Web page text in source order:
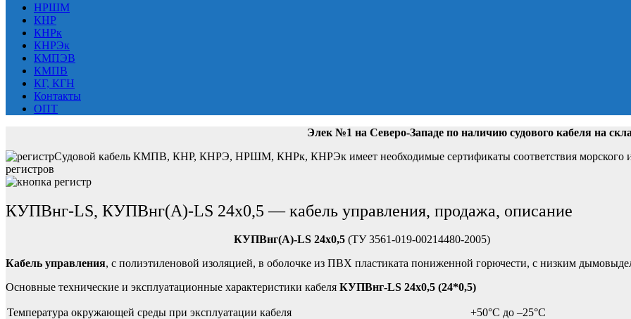
НРШМ
КНР
КНРк
КНРЭк
КМПЭВ
КМПВ
КГ, КГН
Контакты
ОПТ
Элек №1 на Северо-Западе по наличию судового кабеля на
Судовой кабель КМПВ, КНР, КНРЭ, НРШМ, КНРк, КНРЭк имеет необходимые сертификаты соответствия морского
регистров
КУПВнг-LS, КУПВнг(А)-LS 24х0,5 — кабель управления, продажа, описание
КУПВнг(А)-LS 24х0,5(ТУ 3561-019-00214480-2005)
Кабель управления, с полиэтиленовой изоляцией, в оболочке из ПВХ пластиката пониженной горючести, с низким
Основные технические и эксплуатационные характеристики кабеля КУПВнг-LS 24х0,5 (24*0,5)
Температура окружающей среды при эксплуатации кабеля
+50°С до –25°С